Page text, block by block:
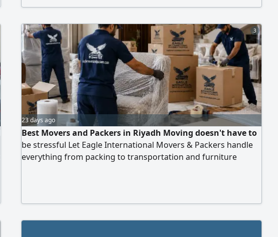
Unloading, Packing) 2 - Special services
3
23 days ago
Best Movers and Packers in Riyadh Moving doesn't have to
be stressful Let Eagle International Movers & Packers handle
everything from packing to transportation and furniture
Reinstallation Profess